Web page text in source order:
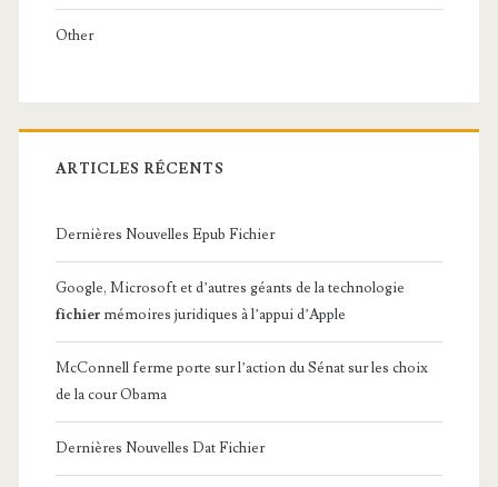
Other
ARTICLES RÉCENTS
Dernières Nouvelles Epub Fichier
Google, Microsoft et d’autres géants de la technologie
fichier mémoires juridiques à l’appui d’Apple
McConnell ferme porte sur l’action du Sénat sur les choix
de la cour Obama
Dernières Nouvelles Dat Fichier